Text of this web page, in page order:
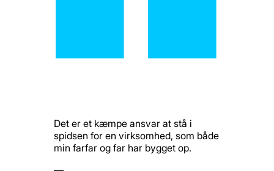
Det er et kæmpe ansvar at stå i
spidsen for en virksomhed, som både
min farfar og far har bygget op.